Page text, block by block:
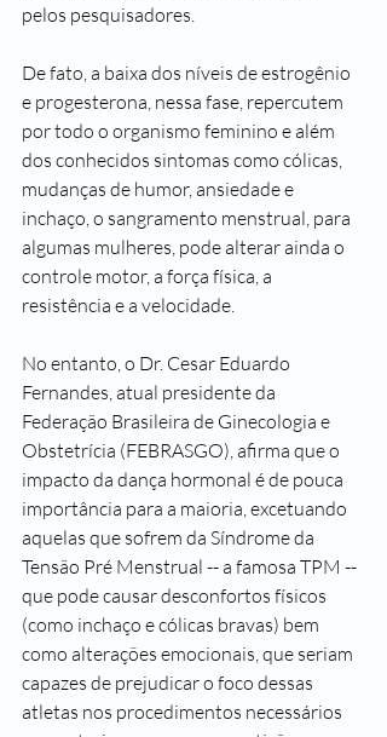
pelos pesquisadores.
De fato, a baixa dos níveis de estrogênio
e progesterona, nessa fase, repercutem
por todo o organismo feminino e além
dos conhecidos sintomas como cólicas,
mudanças de humor, ansiedade e
inchaço, o sangramento menstrual, para
algumas mulheres, pode alterar ainda o
controle motor, a força física, a
resistência e a velocidade.
No entanto, o Dr. Cesar Eduardo
Fernandes, atual presidente da
Federação Brasileira de Ginecologia e
Obstetrícia (FEBRASGO), afirma que o
impacto da dança hormonal é de pouca
importância para a maioria, excetuando
aquelas que sofrem da Síndrome da
Tensão Pré Menstrual -- a famosa TPM --
que pode causar desconfortos físicos
(como inchaço e cólicas bravas) bem
como alterações emocionais, que seriam
capazes de prejudicar o foco dessas
atletas nos procedimentos necessários